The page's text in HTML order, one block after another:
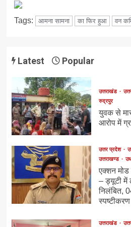
Tags: आमना सामना का फिर हुआ वन
Latest Popular
उत्तराखंड
रुद्रपुर
युवक से
आरोप में
उत्तर प्रदेश
उत्तराखण्ड
एक्शन
– ड्यूटी में
निलंबित,
उत्तराखंड